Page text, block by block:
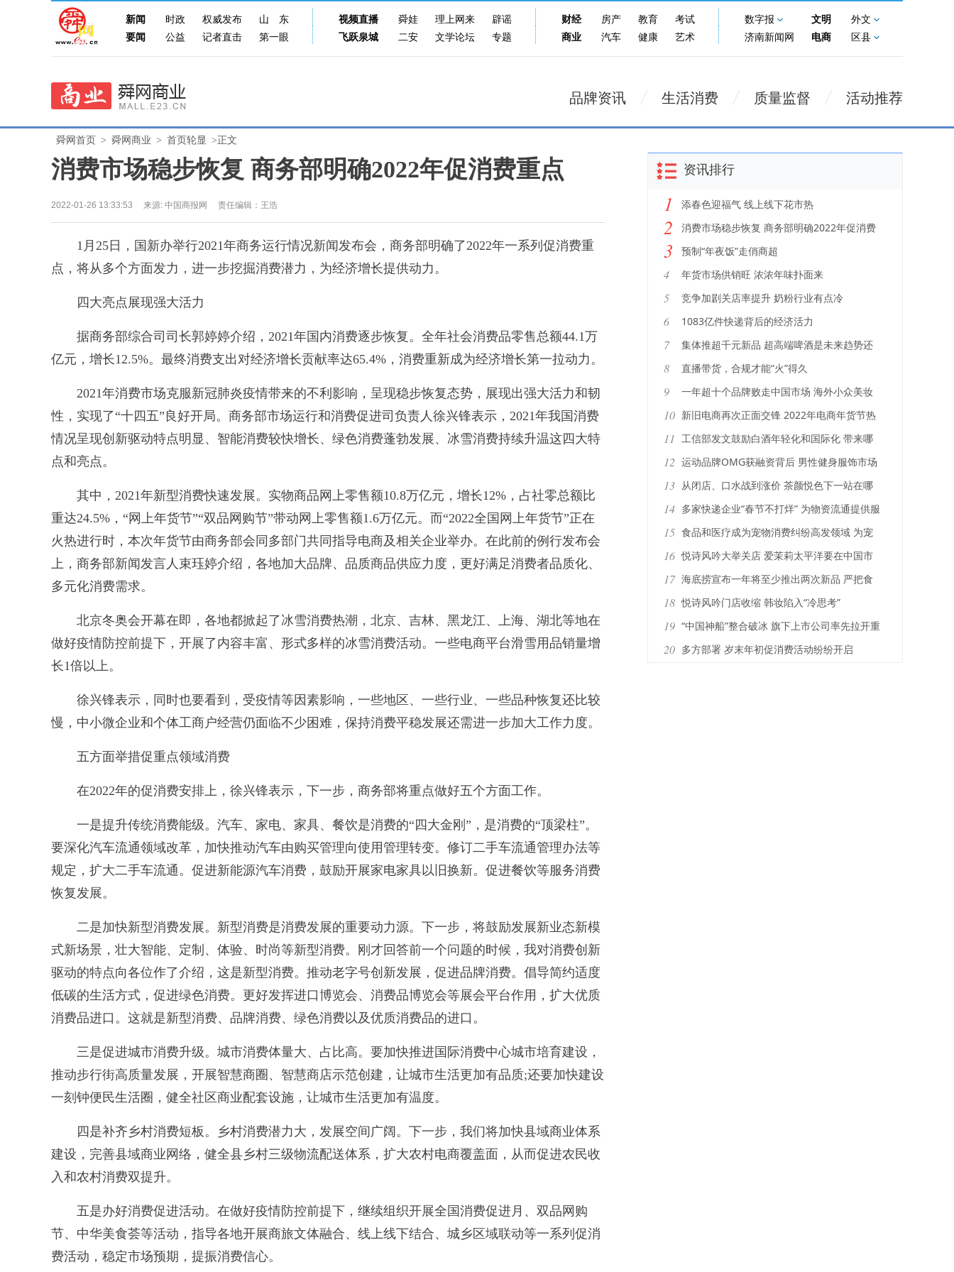
新闻 时政 权威发布 山东 视频直播 舜娃 理上网来 辟谣 财经 房产 教育 考试 数字报 文明
外文
要闻
公益 记者直击 第一眼 飞跃泉城 二安 文学论坛 专题 商业 汽车 健康 艺术 济南新闻网 电商 区县
品牌资讯 生活消费 质量监督 活动推荐
舜网首页 > 舜网商业 > 首页轮显 >正文
消费市场稳步恢复 商务部明确2022年促消费重点
2022-01-26 13:33:53 来源: 中国商报网 责任编辑：王浩
1月25日，国新办举行2021年商务运行情况新闻发布会，商务部明确了2022年一系列促消费重
点，将从多个方面发力，进一步挖掘消费潜力，为经济增长提供动力。
四大亮点展现强大活力
据商务部综合司司长郭婷婷介绍，2021年国内消费逐步恢复。全年社会消费品零售总额44.1万
亿元，增长12.5%。最终消费支出对经济增长贡献率达65.4%，消费重新成为经济增长第一拉动力。
2021年消费市场克服新冠肺炎疫情带来的不利影响，呈现稳步恢复态势，展现出强大活力和韧
性，实现了“十四五”良好开局。商务部市场运行和消费促进司负责人徐兴锋表示，2021年我国消费
情况呈现创新驱动特点明显、智能消费较快增长、绿色消费蓬勃发展、冰雪消费持续升温这四大特
点和亮点。
其中，2021年新型消费快速发展。实物商品网上零售额10.8万亿元，增长12%，占社零总额比
重达24.5%，“网上年货节”“双品网购节”带动网上零售额1.6万亿元。而“2022全国网上年货节”正在
火热进行时，本次年货节由商务部会同多部门共同指导电商及相关企业举办。在此前的例行发布会
上，商务部新闻发言人束珏婷介绍，各地加大品牌、品质商品供应力度，更好满足消费者品质化、
多元化消费需求。
北京冬奥会开幕在即，各地都掀起了冰雪消费热潮，北京、吉林、黑龙江、上海、湖北等地在
做好疫情防控前提下，开展了内容丰富、形式多样的冰雪消费活动。一些电商平台滑雪用品销量增
长1倍以上。
徐兴锋表示，同时也要看到，受疫情等因素影响，一些地区、一些行业、一些品种恢复还比较
慢，中小微企业和个体工商户经营仍面临不少困难，保持消费平稳发展还需进一步加大工作力度。
五方面举措促重点领域消费
在2022年的促消费安排上，徐兴锋表示，下一步，商务部将重点做好五个方面工作。
一是提升传统消费能级。汽车、家电、家具、餐饮是消费的“四大金刚”，是消费的“顶梁柱”。
要深化汽车流通领域改革，加快推动汽车由购买管理向使用管理转变。修订二手车流通管理办法等
规定，扩大二手车流通。促进新能源汽车消费，鼓励开展家电家具以旧换新。促进餐饮等服务消费
恢复发展。
二是加快新型消费发展。新型消费是消费发展的重要动力源。下一步，将鼓励发展新业态新模
式新场景，壮大智能、定制、体验、时尚等新型消费。刚才回答前一个问题的时候，我对消费创新
驱动的特点向各位作了介绍，这是新型消费。推动老字号创新发展，促进品牌消费。倡导简约适度
低碳的生活方式，促进绿色消费。更好发挥进口博览会、消费品博览会等展会平台作用，扩大优质
消费品进口。这就是新型消费、品牌消费、绿色消费以及优质消费品的进口。
三是促进城市消费升级。城市消费体量大、占比高。要加快推进国际消费中心城市培育建设，
推动步行街高质量发展，开展智慧商圈、智慧商店示范创建，让城市生活更加有品质;还要加快建设
一刻钟便民生活圈，健全社区商业配套设施，让城市生活更加有温度。
四是补齐乡村消费短板。乡村消费潜力大，发展空间广阔。下一步，我们将加快县域商业体系
建设，完善县域商业网络，健全县乡村三级物流配送体系，扩大农村电商覆盖面，从而促进农民收
入和农村消费双提升。
五是办好消费促进活动。在做好疫情防控前提下，继续组织开展全国消费促进月、双品网购
节、中华美食荟等活动，指导各地开展商旅文体融合、线上线下结合、城乡区域联动等一系列促消
费活动，稳定市场预期，提振消费信心。
资讯排行
1 添春色迎福气 线上线下花市热
2
消费市场稳步恢复 商务部明确2022年促消费
重点
3 预制“年夜饭”走俏商超
4 年货市场供销旺 浓浓年味扑面来
5 竞争加剧关店率提升 奶粉行业有点冷
6 1083亿件快递背后的经济活力
7
集体推超千元新品 超高端啤酒是未来趋势还
是海市蜃楼？
8 直播带货，合规才能“火”得久
9
一年超十个品牌败走中国市场 海外小众美妆
在华难“念经”
10 新旧电商再次正面交锋 2022年电商年货节热
闹不输“双11”
11 工信部发文鼓励白酒年轻化和国际化 带来哪
些新机会
12 运动品牌OMG获融资背后 男性健身服饰市场
想象空间巨大
13 从闭店、口水战到涨价 茶颜悦色下一站在哪
14 多家快递企业“春节不打烊” 为物资流通提供服
务
15 食品和医疗成为宠物消费纠纷高发领域 为宠
物买单小心遇“坑”
16 悦诗风吟大举关店 爱茉莉太平洋要在中国市
场甩掉“包袱”？
17 海底捞宣布一年将至少推出两次新品 严把食
品安全关
18 悦诗风吟门店收缩 韩妆陷入“冷思考”
19 “中国神船”整合破冰 旗下上市公司率先拉开重
组序幕
20 多方部署 岁末年初促消费活动纷纷开启